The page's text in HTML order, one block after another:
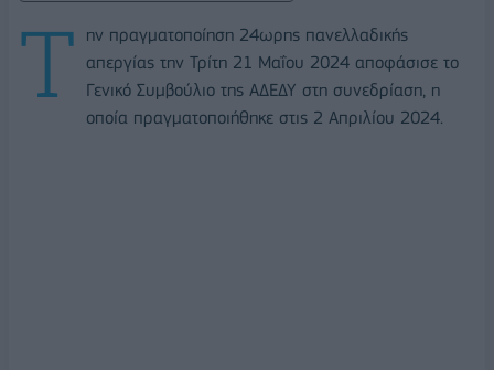
Τ
ην πραγματοποίηση 24ωρης πανελλαδικής
απεργίας την Τρίτη 21 Μαΐου 2024 αποφάσισε το
Γενικό Συμβούλιο της ΑΔΕΔΥ στη συνεδρίαση, η
οποία πραγματοποιήθηκε στις 2 Απριλίου 2024.